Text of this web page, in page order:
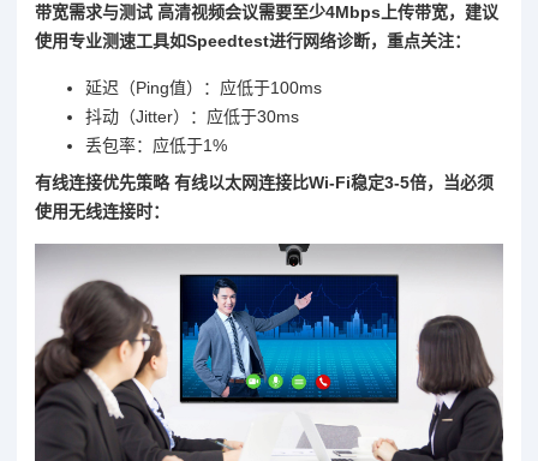
带宽需求与测试 高清视频会议需要至少4Mbps上传带宽，建议
使用专业测速工具如Speedtest进行网络诊断，重点关注：
延迟（Ping值）：应低于100ms
抖动（Jitter）：应低于30ms
丢包率：应低于1%
有线连接优先策略 有线以太网连接比Wi-Fi稳定3-5倍，当必须
使用无线连接时：